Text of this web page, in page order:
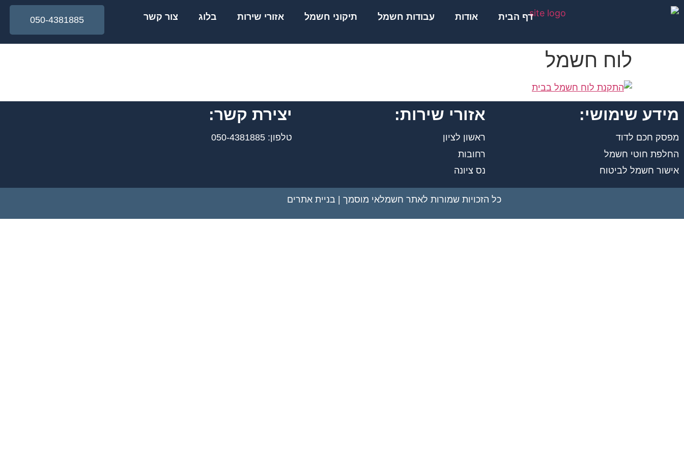
לתוכן
דף הבית אודות עבודות חשמל תיקוני חשמל אזורי שירות בלוג צור קשר 050-4381885
לוח חשמל
מידע שימושי:
מפסק חכם לדוד
החלפת חוטי חשמל
אישור חשמל לביטוח
אזורי שירות:
ראשון לציון
רחובות
נס ציונה
יצירת קשר:
טלפון: 050-4381885
כל הזכויות שמורות לאתר חשמלאי מוסמך | בניית אתרים